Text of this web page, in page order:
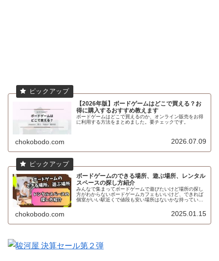
【2026年版】ボードゲームはどこで買える？お
得に購入するおすすめ教えます
ボードゲームはどこで買えるのか、オンライン販売をお得
に利用する方法をまとめました。要チェックです。
chokobodo.com 2026.07.09
ボードゲームのできる場所、遊ぶ場所、レンタル
スペースの探し方紹介
みんなで集まってボードゲームで遊びたいけど場所の探し
方がわからないボードゲームカフェもいいけど、できれば
個室がいい駅近くで値段も安い場所はないかな持っている
chokobodo.com 2025.01.15